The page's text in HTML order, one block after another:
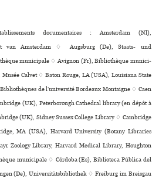
documentaires : Amsterdam (Nl),
van Amsterdam ♢ Augsburg (De), Staats- und
muni­ci­pale ♢ Avignon (Fr), Bibliothèque muni­ci­
Calvet ♢ Baton Rouge, LA (USA), Louisiana State
de l’université Bordeaux Montaigne ♢ Caen
(UK), Peterborough Cathedral library (en dépôt à
(UK), Sidney Sussex College Library ♢ Cambridge
MA (USA), Harvard University (Botany Libraries
Zoology Library, Harvard Medical Library, Houghton
muni­ci­pale ♢ Córdoba (Es), Biblioteca Pública del
(De), Universitätsbibliothek ♢ Freiburg im Breisgau